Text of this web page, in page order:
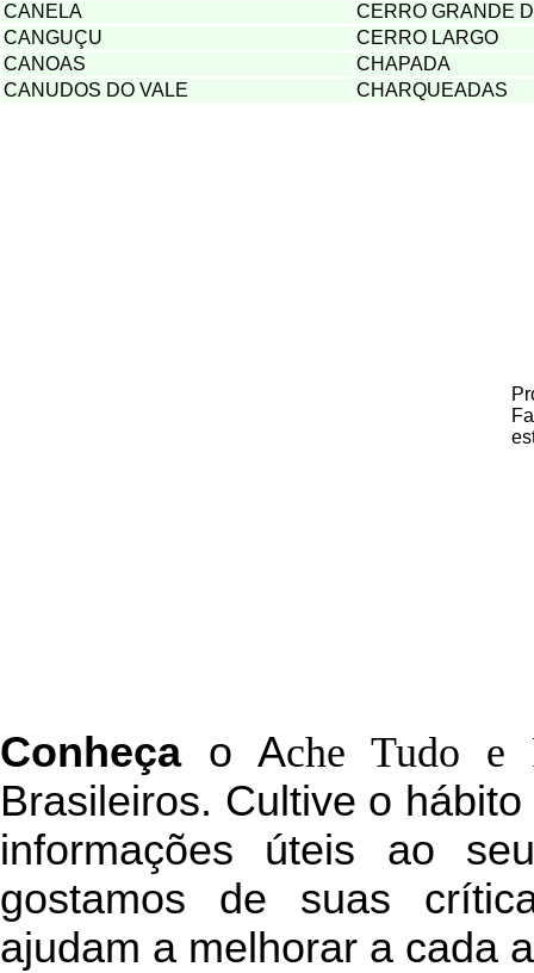
CANELA
CERRO GRANDE
CANGUÇU
CERRO LARGO
CANOAS
CHAPADA
CANUDOS DO VALE
CHARQUEADAS
Conheçao Ache Tudo e
Brasileiros. Cultive o
informações úteis ao
gostamos de suas
ajudam a melhorar a cada